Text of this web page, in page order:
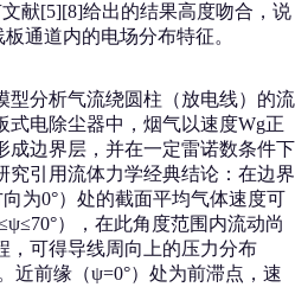
献[5][8]给出的结果高度吻合，说
通道内的电场分布特征。
型分析气流绕圆柱（放电线）的流
式电除尘器中，烟气以速度Wg正
成边界层，并在一定雷诺数条件下
究引用流体力学经典结论：在边界
为0°）处的截面平均气体速度可
），在此角度范围内流动尚
，可得导线周向上的压力分布
近前缘（ψ=0°）处为前滞点，速